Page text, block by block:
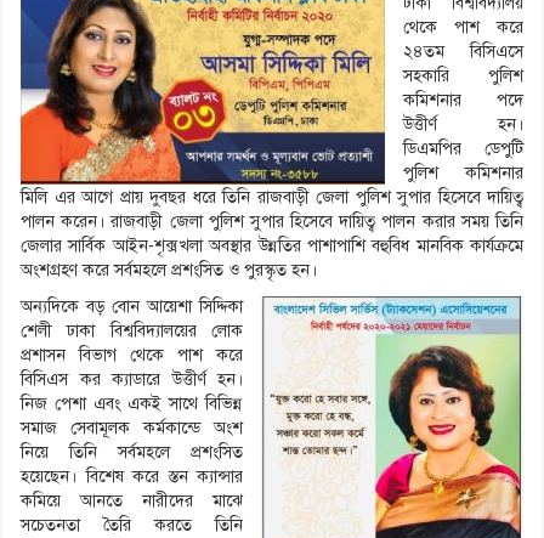
থেকে পাশ করে
২৪তম বিসিএসে
সহকারি পুলিশ
কমিশনার পদে
উত্তীর্ণ হন।
ডিএমপির ডেপুটি
পুলিশ কমিশনার
মিলি এর আগে প্রায় দুবছর ধরে তিনি রাজবাড়ী জেলা পুলিশ সুপার হিসেবে দায়িত্ব
পালন করেন। রাজবাড়ী জেলা পুলিশ সুপার হিসেবে দায়িত্ব পালন করার সময় তিনি
জেলার সার্বিক আইন-শৃক্সখলা অবস্থার উন্নতির পাশাপাশি বহুবিধ মানবিক কার্যক্রমে
অংশগ্রহণ করে সর্বমহলে প্রশংসিত ও পুরস্কৃত হন।
অন্যদিকে বড় বোন আয়েশা সিদ্দিকা
শেলী ঢাকা বিশ্ববিদ্যালয়ের লোক
প্রশাসন বিভাগ থেকে পাশ করে
বিসিএস কর ক্যাডারে উত্তীর্ণ হন।
নিজ পেশা এবং একই সাথে বিভিন্ন
সমাজ সেবামূলক কর্মকান্ডে অংশ
নিয়ে তিনি সর্বমহলে প্রশংসিত
হয়েছেন। বিশেষ করে স্তন ক্যান্সার
কমিয়ে আনতে নারীদের মাঝে
সচেতনতা তৈরি করতে তিনি